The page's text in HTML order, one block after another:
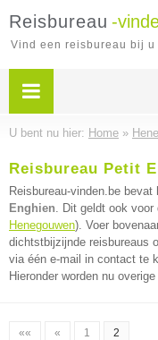
Reisbureau -
Vind een reisbureau bij u
U bent nu hier: Home »
Reisbureau Petit
Reisbureau-vinden.be bevat
Enghien. Dit geldt ook voor
Henegouwen). Voer
dichtstbijzijnde reisbureaus
via één e-mail in contact te
Hieronder worden nu
«« « 1 2